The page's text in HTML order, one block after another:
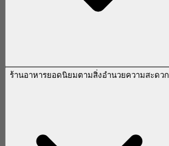
ร้านอาหารยอดนิยมตามสิ่งอำนวยความสะดวก